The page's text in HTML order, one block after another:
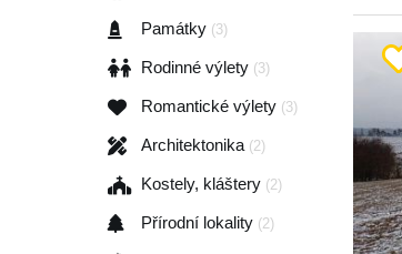
Památky (3)
Rodinné výlety (3)
Romantické výlety (3)
Architektonika (2)
Kostely, kláštery (2)
Přírodní lokality (2)